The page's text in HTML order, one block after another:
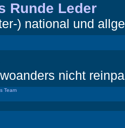
Runde Leder
) national und
nicht
Team